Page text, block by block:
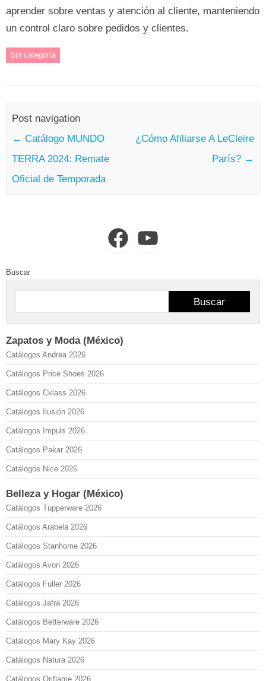
aprender sobre ventas y atención al cliente, manteniendo
un control claro sobre pedidos y clientes.
Sin categoría
Post navigation
← Catálogo MUNDO
TERRA 2024: Remate
Oficial de Temporada
¿Cómo Afiliarse A LeCleire
París? →
FacebookYouTube
Buscar
Buscar
Zapatos y Moda (México)
Catálogos Andrea 2026
Catálogos Price Shoes 2026
Catálogos Cklass 2026
Catálogos Ilusión 2026
Catálogos Impuls 2026
Catálogos Pakar 2026
Catálogos Nice 2026
Belleza y Hogar (México)
Catálogos Tupperware 2026
Catálogos Arabela 2026
Catálogos Stanhome 2026
Catálogos Avon 2026
Catálogos Fuller 2026
Catálogos Jafra 2026
Catálogos Betterware 2026
Catálogos Mary Kay 2026
Catálogos Natura 2026
Catálogos Oriflame 2026